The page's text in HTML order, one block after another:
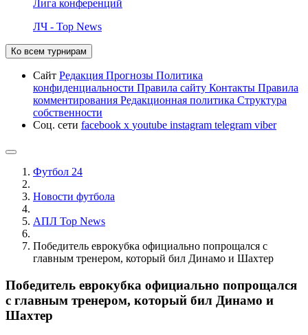
Лига конференций
ЛЧ - Top News
Ко всем турнирам
Сайт Редакция Прогнозы Политика
конфиденциальности Правила сайту Контакты Правила
комментирования Редакционная политика Структура
собственности
Соц. сети facebook x youtube instagram telegram viber
Футбол 24
Новости футбола
АПЛ Top News
Победитель еврокубка официально попрощался с
главным тренером, который бил Динамо и Шахтер
Победитель еврокубка официально попрощался
с главным тренером, который бил Динамо и
Шахтер